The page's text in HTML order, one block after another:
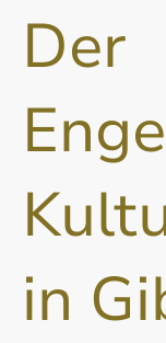
Der
in